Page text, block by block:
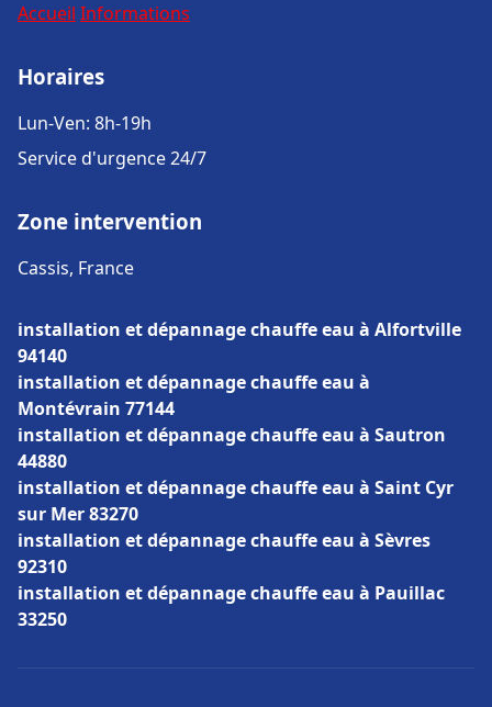
Accueil Informations
Horaires
Lun-Ven: 8h-19h
Service d'urgence 24/7
Zone intervention
Cassis, France
installation et dépannage chauffe eau à Alfortville
94140
installation et dépannage chauffe eau à
Montévrain 77144
installation et dépannage chauffe eau à Sautron
44880
installation et dépannage chauffe eau à Saint Cyr
sur Mer 83270
installation et dépannage chauffe eau à Sèvres
92310
installation et dépannage chauffe eau à Pauillac
33250